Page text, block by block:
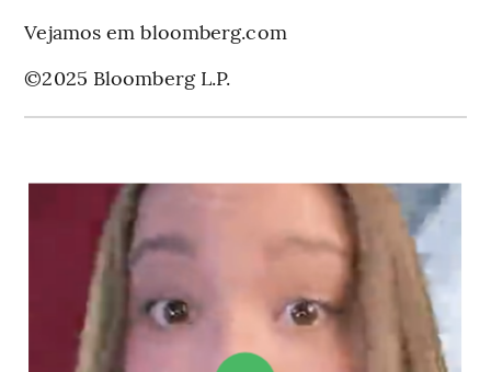
Vejamos em bloomberg.com
©2025 Bloomberg L.P.